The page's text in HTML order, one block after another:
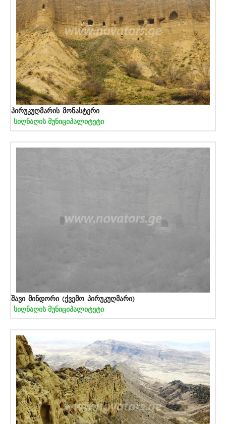
პირუკუღმარის მონასტერი
სიღნაღის მუნიციპალიტეტი
შავი მინდორი (ქვემო პირუკუღმარი)
სიღნაღის მუნიციპალიტეტი